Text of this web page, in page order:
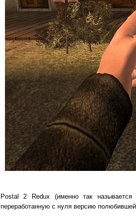
Postal 2 Redux (именно так
переработанную с нуля версию